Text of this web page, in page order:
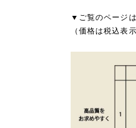
▼ご覧のページ
（価格は税込表